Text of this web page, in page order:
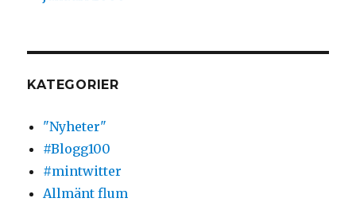
KATEGORIER
"Nyheter"
#Blogg100
#mintwitter
Allmänt flum